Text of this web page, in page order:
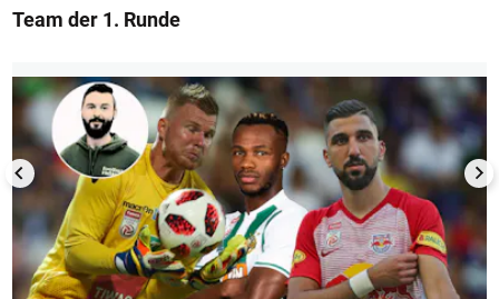
Team der 1. Runde
1/13